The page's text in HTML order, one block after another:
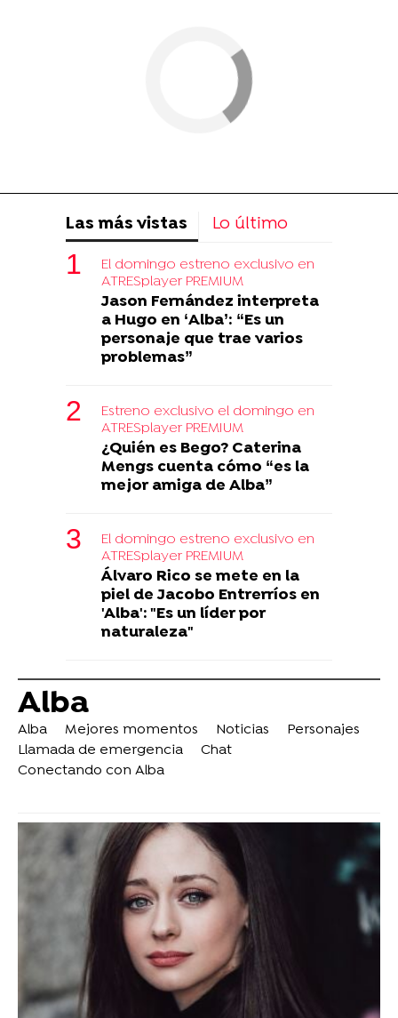
Las más vistas Lo último
El domingo estreno exclusivo en
ATRESplayer PREMIUM
Jason Fernández interpreta
a Hugo en ‘Alba’: “Es un
personaje que trae varios
problemas”
Estreno exclusivo el domingo en
ATRESplayer PREMIUM
¿Quién es Bego? Caterina
Mengs cuenta cómo “es la
mejor amiga de Alba”
El domingo estreno exclusivo en
ATRESplayer PREMIUM
Álvaro Rico se mete en la
piel de Jacobo Entrerríos en
'Alba': "Es un líder por
naturaleza"
Alba
Alba Mejores momentos Noticias
Personajes
Llamada de emergencia
Chat
Conectando con Alba